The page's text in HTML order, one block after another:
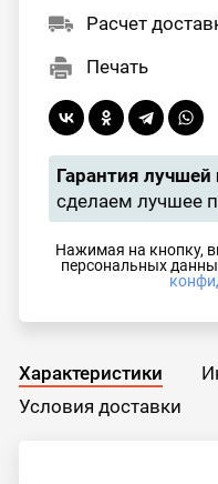
Расчет
Печать
Гарантия
сделаем лучшее
Нажимая на кнопку,
персональных
Характеристики
Условия доставки